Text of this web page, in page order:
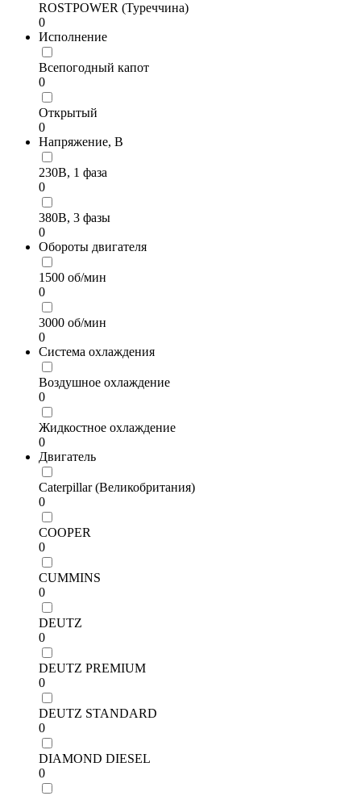
ROSTPOWER (Туреччина)
0
Исполнение
Всепогодный капот
0
Открытый
0
Напряжение, В
230В, 1 фаза
0
380В, 3 фазы
0
Обороты двигателя
1500 об/мин
0
3000 об/мин
0
Система охлаждения
Воздушное охлаждение
0
Жидкостное охлаждение
0
Двигатель
Caterpillar (Великобритания)
0
COOPER
0
CUMMINS
0
DEUTZ
0
DEUTZ PREMIUM
0
DEUTZ STANDARD
0
DIAMOND DIESEL
0